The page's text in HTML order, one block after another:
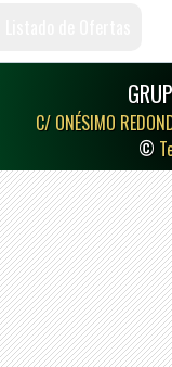
C/ ONÉSIMO
©